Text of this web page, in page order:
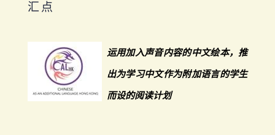
汇点
运用加入声音内容的中文绘本，推
出为学习中文作为附加语言的学生
而设的阅读计划